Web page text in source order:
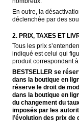
En outre, la
déclenchée par des
2. PRIX, TAXES ET
Tous les prix
indiqué est celui qui
produit correspondant
BESTSELLER se
dans la boutique en
réserve le droit de
dans la boutique en
du changement du
imposés par les
l’évolution des prix de